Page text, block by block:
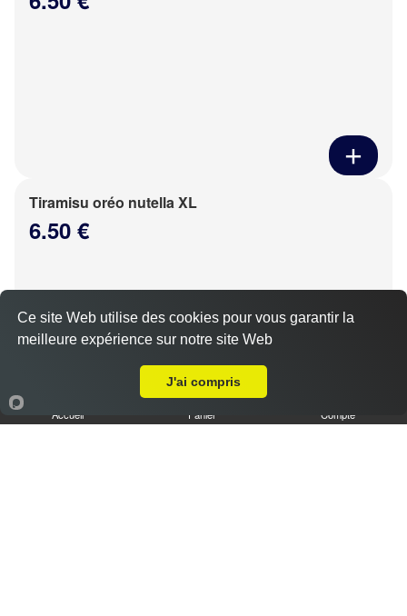
Tiramisu oréo nutella XL
6.50 €
Accueil Panier Compte
Ce site Web utilise des cookies pour vous garantir la
meilleure expérience sur notre site Web
J'ai compris